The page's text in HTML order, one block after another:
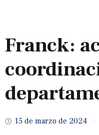
Franck:
15 de marzo de 2024